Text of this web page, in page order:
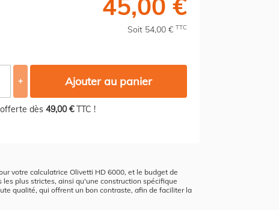
45,00 €
Soit 54,00 € TTC
+ Ajouter au panier
dès 49,00 €TTC !
votre calculatrice Olivetti HD 6000, et le budget de
plus strictes, ainsi qu'une construction spécifique
qualité, qui offrent un bon contraste, afin de faciliter la